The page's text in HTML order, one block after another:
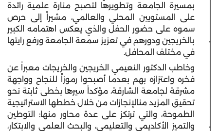
بمسيرة الجامعة وتطويرها لتصبح منارة علمية رائدة
على المستويين المحلي والعالمي، مشيراً إلى حرص
سموه على حضور الحفل والذي يعكس اهتمامه الكبير
بالخريجين ودورهم في تعزيز سمعة الجامعة ورفع رايتها
في مختلف المحافل.
وخاطب الدكتور النعيمي الخريجين والخريجات معبراً عن
فخره واعتزازه بهم بعدما أصبحوا رموزاً للنجاح وواجهة
مشرقة لجامعة الشارقة، مؤكداً سيرها بخطىً ثابتة نحو
تحقيق المزيد منالإنجازات من خلال خططها الاستراتيجية
الطموحة، والتي ترتكز على عدة محاور منها: التوطين
والتميز الأكاديمي والتعليمي، والبحث العلمي والابتكار،